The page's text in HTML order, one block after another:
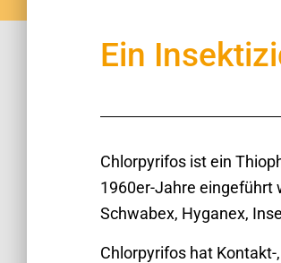
Ein
Chlorpyrifos ist ein
1960er-Jahre eingeführt
Schwabex, Hyganex,
Chlorpyrifos hat